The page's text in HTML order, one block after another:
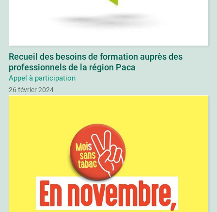
Recueil des besoins de formation auprès des
professionnels de la région Paca
Appel à participation
26 février 2024